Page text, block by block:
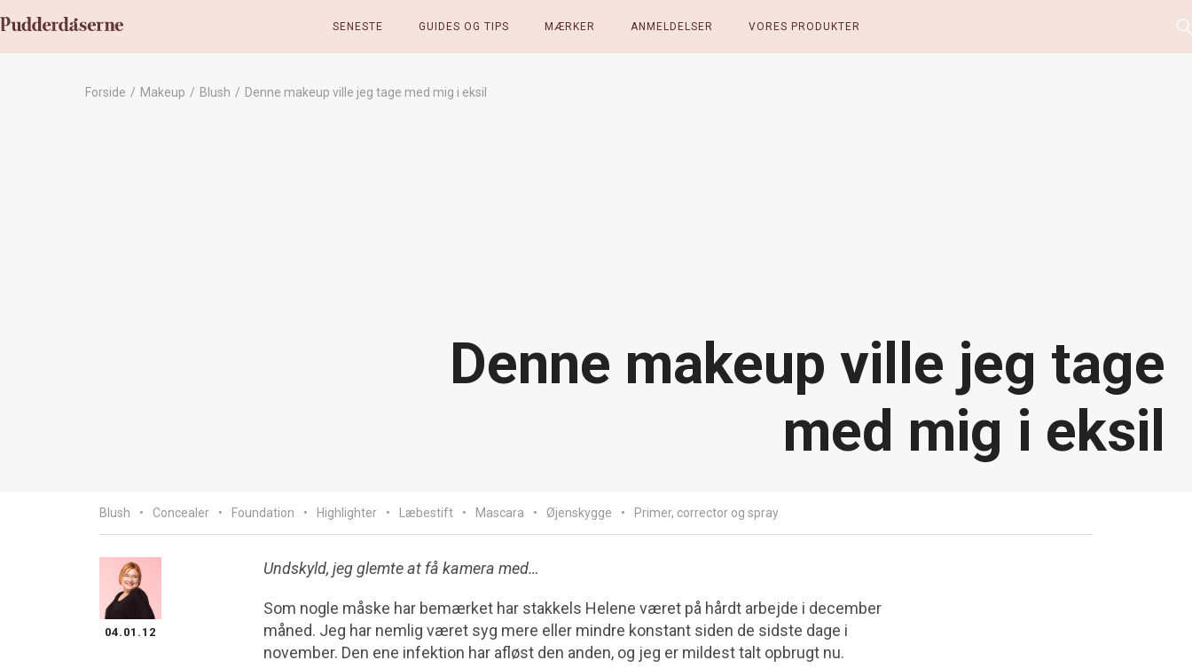
SENESTE GUIDES OG TIPS MÆRKER ANMELDELSER VORES PRODUKTER
Forside / Makeup / Blush / Denne makeup ville jeg tage med mig i eksil
Denne makeup ville jeg tage
med mig i eksil
Blush Concealer Foundation Highlighter Læbestift Mascara Øjenskygge Primer, corrector og spray
04.01.12
Undskyld, jeg glemte at få kamera med…
Som nogle måske har bemærket har stakkels Helene været på hårdt arbejde i december
måned. Jeg har nemlig været syg mere eller mindre konstant siden de sidste dage i
november. Den ene infektion har afløst den anden, og jeg er mildest talt opbrugt nu.